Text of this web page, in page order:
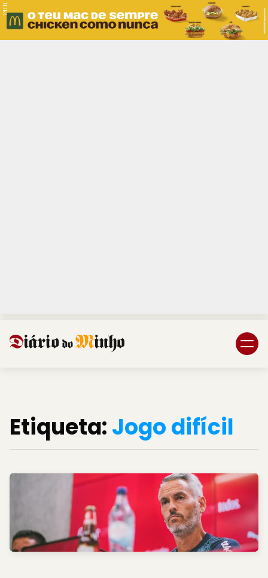
PUB.
Etiqueta:Jogo difícil